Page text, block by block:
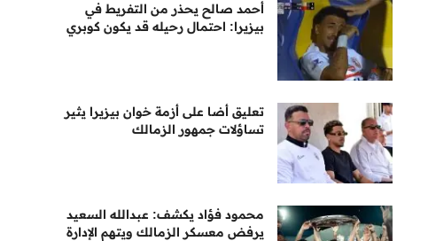
أحمد صالح يحذر من التفريط في
بيزيرا: احتمال رحيله قد يكون كوبري
تعليق أضا على أزمة خوان بيزيرا يثير
تساؤلات جمهور الزمالك
محمود فؤاد يكشف: عبدالله السعيد
يرفض معسكر الزمالك ويتهم الإدارة